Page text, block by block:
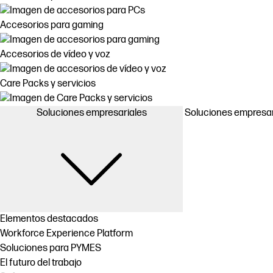
Accesorios para gaming
Accesorios de vídeo y voz
Care Packs y servicios
Soluciones empresariales Soluciones
Elementos destacados
Workforce Experience Platform
Soluciones para PYMES
El futuro del trabajo